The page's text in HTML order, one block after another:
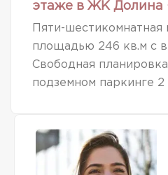
этаже в ЖК Долина
Пяти-
площадью 246 кв.м с
Свободная
подземном паркинге